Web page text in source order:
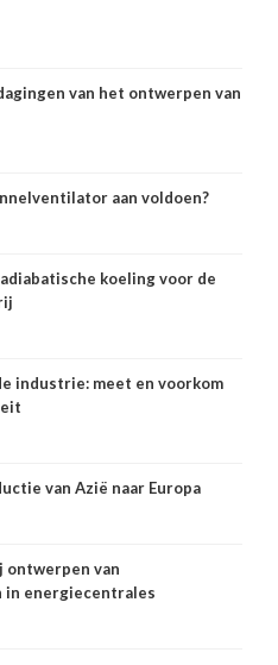
van het ontwerpen van
aan voldoen?
koeling voor de
industrie: meet en voorkom
van Azië naar Europa
ontwerpen van
energiecentrales